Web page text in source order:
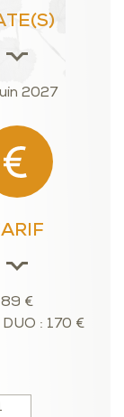
2027
89 €
: 170 €